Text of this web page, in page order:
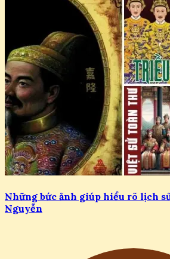
Những bức ảnh giúp hiểu rõ lịch
Nguyễn